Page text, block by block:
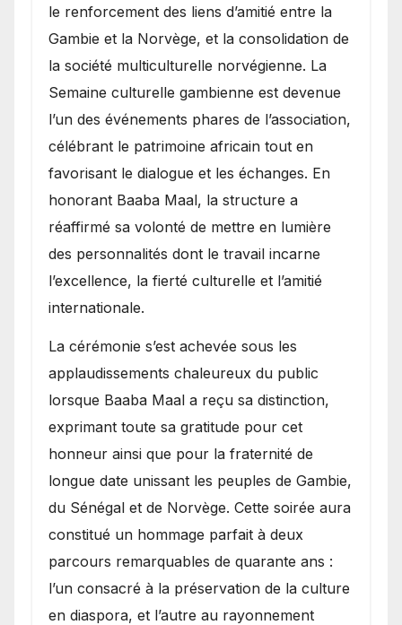
le renforcement des liens d’amitié entre la
Gambie et la Norvège, et la consolidation de
la société multiculturelle norvégienne. La
Semaine culturelle gambienne est devenue
l’un des événements phares de l’association,
célébrant le patrimoine africain tout en
favorisant le dialogue et les échanges. En
honorant Baaba Maal, la structure a
réaffirmé sa volonté de mettre en lumière
des personnalités dont le travail incarne
l’excellence, la fierté culturelle et l’amitié
internationale.
​La cérémonie s’est achevée sous les
applaudissements chaleureux du public
lorsque Baaba Maal a reçu sa distinction,
exprimant toute sa gratitude pour cet
honneur ainsi que pour la fraternité de
longue date unissant les peuples de Gambie,
du Sénégal et de Norvège. Cette soirée aura
constitué un hommage parfait à deux
parcours remarquables de quarante ans :
l’un consacré à la préservation de la culture
en diaspora, et l’autre au rayonnement